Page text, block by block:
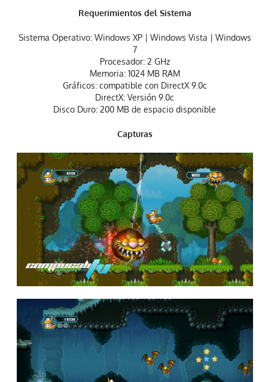
Requerimientos del Sistema
Sistema Operativo: Windows XP | Windows Vista | Windows
7
Procesador: 2 GHz
Memoria: 1024 MB RAM
Gráficos: compatible con DirectX 9.0c
DirectX: Versión 9.0c
Disco Duro: 200 MB de espacio disponible
Capturas